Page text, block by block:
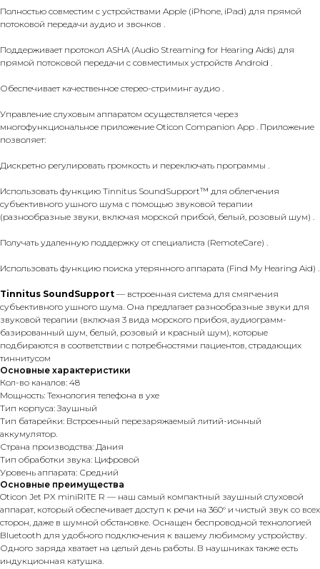
Полностью совместим с устройствами Apple (iPhone, iPad) для прямой
потоковой передачи аудио и звонков .
Поддерживает протокол ASHA (Audio Streaming for Hearing Aids) для
прямой потоковой передачи с совместимых устройств Android .
Обеспечивает качественное стерео-стриминг аудио .
Управление слуховым аппаратом осуществляется через
многофункциональное приложение Oticon Companion App . Приложение
позволяет:
Дискретно регулировать громкость и переключать программы .
Использовать функцию Tinnitus SoundSupport™ для облегчения
субъективного ушного шума с помощью звуковой терапии
(разнообразные звуки, включая морской прибой, белый, розовый шум) .
Получать удаленную поддержку от специалиста (RemoteCare) .
Использовать функцию поиска утерянного аппарата (Find My Hearing Aid) .
Tinnitus SoundSupport — встроенная система для смягчения
субъективного ушного шума. Она предлагает разнообразные звуки для
звуковой терапии (включая 3 вида морского прибоя, аудиограмм-
базированный шум, белый, розовый и красный шум), которые
подбираются в соответствии с потребностями пациентов, страдающих
тиннитусом
Основные характеристики
Кол-во каналов: 48
Мощность: Технология телефона в ухе
Тип корпуса: Заушный
Тип батарейки: Встроенный перезаряжаемый литий-ионный
аккумулятор.
Страна производства: Дания
Тип обработки звука: Цифровой
Уровень аппарата: Средний
Основные преимущества
Oticon Jet PX miniRITE R — наш самый компактный заушный слуховой
аппарат, который обеспечивает доступ к речи на 360° и чистый звук со всех
сторон, даже в шумной обстановке. Оснащен беспроводной технологией
Bluetooth для удобного подключения к вашему любимому устройству.
Одного заряда хватает на целый день работы. В наушниках также есть
индукционная катушка.